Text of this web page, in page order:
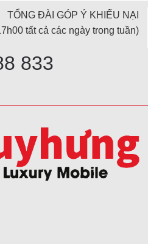
TỔNG ĐÀI GÓP Ý KHIẾU NẠI
tất cả các ngày trong tuần)
833